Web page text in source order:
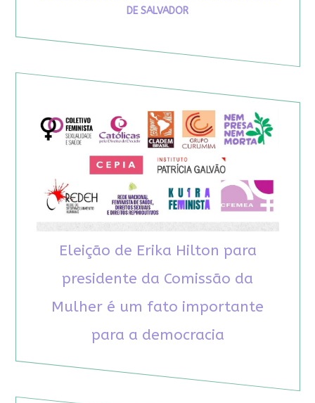
DE SALVADOR
Eleição de Erika Hilton para
presidente da Comissão da
Mulher é um fato importante
para a democracia